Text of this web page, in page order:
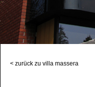
< zurück zu villa massera